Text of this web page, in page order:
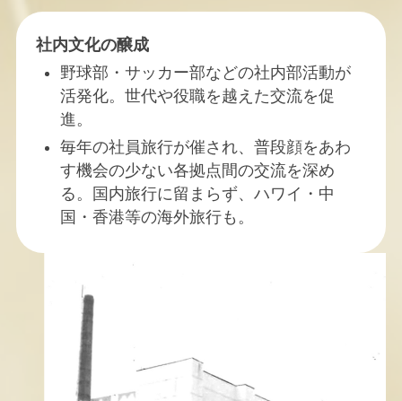
社内文化の醸成
野球部・サッカー部などの社内部活動が
活発化。世代や役職を越えた交流を促
進。
毎年の社員旅行が催され、普段顔をあわ
す機会の少ない各拠点間の交流を深め
る。国内旅行に留まらず、ハワイ・中
国・香港等の海外旅行も。